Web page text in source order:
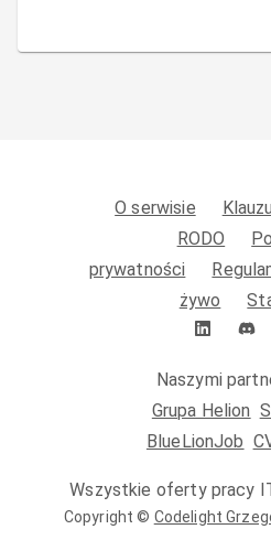
O serwisie
RODO
prywatności
żywo
Naszymi
Grupa Helion
BlueLionJob
Wszystkie oferty pracy
Copyright © Codelight